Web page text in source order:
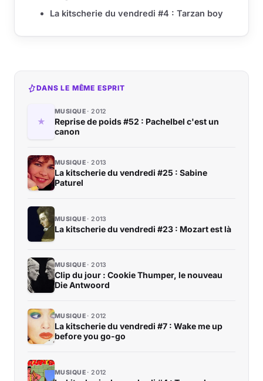
La kitscherie du vendredi #4 : Tarzan boy
DANS LE MÊME ESPRIT
MUSIQUE 2012
Reprise de poids #52 : Pachelbel c'est un
canon
MUSIQUE 2013
La kitscherie du vendredi #25 : Sabine
Paturel
MUSIQUE 2013
La kitscherie du vendredi #23 : Mozart est là
MUSIQUE 2013
Clip du jour : Cookie Thumper, le nouveau
Die Antwoord
MUSIQUE 2012
La kitscherie du vendredi #7 : Wake me up
before you go-go
MUSIQUE 2012